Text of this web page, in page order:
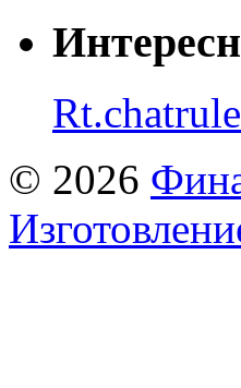
© 2026